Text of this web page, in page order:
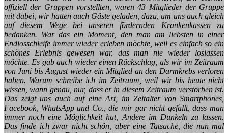
offiziell der Gruppen vorstellten, waren 43 Mitglieder der Gruppe
mit dabei, wir hatten auch Gäste geladen, dazu, um uns auch gleich
auf diesem Wege bei unseren fördernden Krankenkassen zu
bedanken. War das ein Moment, den man am liebsten in einer
Endlosschleife immer wieder erleben möchte, weil es einfach so ein
schönes Erlebnis gewesen war, das man nie wieder loslassen
möchte. Es gab auch wieder einen Rückschlag, als wir im Zeitraum
von Juni bis August wieder ein Mitglied an den Darmkrebs verloren
haben. Warum schreibe ich im Zeitraum, weil wir bis heute nicht
wissen, wann genau, nur, dass er in diesem Zeitraum verstorben ist.
Das zeigt uns auch auf eine Art, im Zeitalter von Smartphones,
Facebook, WhatsApp und Co., die mir gar nicht gefällt, dass man
immer noch eine Möglichkeit hat, Andere im Dunkeln zu lassen.
Das finde ich zwar nicht schön, aber eine Tatsache, die nun mal